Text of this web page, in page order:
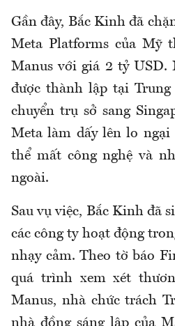
Gần đây, Bắc Kinh đã
Meta Platforms của Mỹ
Manus với giá 2 tỷ USD.
được thành lập tại Trung
chuyển trụ sở sang
Meta làm dấy lên lo ngại
thể mất công nghệ và
ngoài.
Sau vụ việc, Bắc Kinh đã
các công ty hoạt động
nhạy cảm. Theo tờ báo
quá trình xem xét
Manus, nhà chức trách